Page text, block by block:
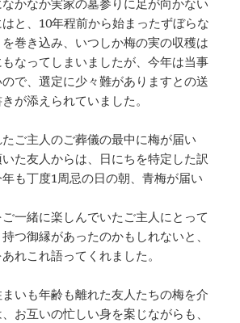
かなか実家の墓参りに足が向かない
と、10年程前から始まったずぼらな
巻き込み、いつしか梅の実の収穫は
なってしまいましたが、今年は当事
で、選定に少々難がありますとの送
が添えられていました。
ご主人のご葬儀の最中に梅が届い
た友人からは、日にちを特定した訳
も丁度1周忌の日の朝、青梅が届い
一緒に楽しんでいたご主人にとって
つ御縁があったのかもしれないと、
れこれ語ってくれました。
いも年齢も離れた友人たちの梅を介
お互いの忙しい身を案じながらも、